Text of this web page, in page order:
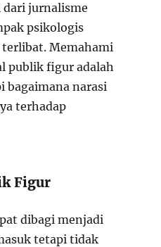
dari jurnalisme
psikologis
Memahami
publik figur adalah
bagaimana narasi
terhadap
Figur
dibagi menjadi
tetapi tidak